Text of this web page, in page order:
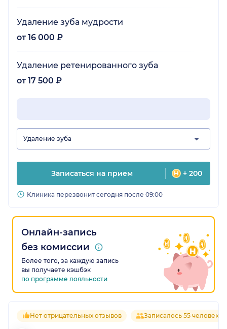
Удаление зуба мудрости
от 16 000 ₽
Удаление ретенированного зуба
от 17 500 ₽
Удаление зуба
Записаться на прием + 200
Клиника перезвонит сегодня после 09:00
Онлайн-запись
без комиссии
Более того, за каждую запись
вы получаете кэшбэк
по программе лояльности
Нет отрицательных отзывов Записалось 55 человек